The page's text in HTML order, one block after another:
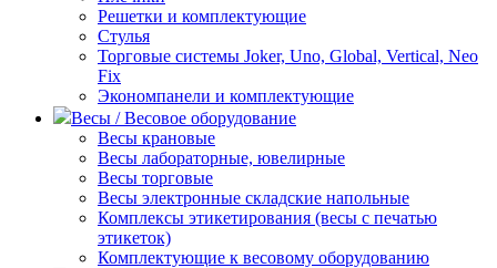
Решетки и комплектующие
Стулья
Торговые системы Joker, Uno, Global, Vertical, Neo
Fix
Экономпанели и комплектующие
Весы / Весовое оборудование
Весы крановые
Весы лабораторные, ювелирные
Весы торговые
Весы электронные складские напольные
Комплексы этикетирования (весы с печатью
этикеток)
Комплектующие к весовому оборудованию